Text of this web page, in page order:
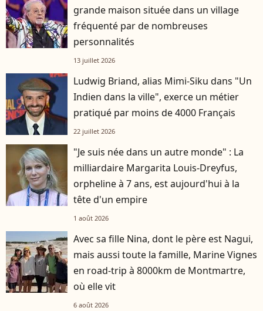
grande maison située dans un village
fréquenté par de nombreuses
personnalités
13 juillet 2026
Ludwig Briand, alias Mimi-Siku dans "Un
Indien dans la ville", exerce un métier
pratiqué par moins de 4000 Français
22 juillet 2026
"Je suis née dans un autre monde" : La
milliardaire Margarita Louis-Dreyfus,
orpheline à 7 ans, est aujourd'hui à la
tête d'un empire
1 août 2026
Avec sa fille Nina, dont le père est Nagui,
mais aussi toute la famille, Marine Vignes
en road-trip à 8000km de Montmartre,
où elle vit
6 août 2026